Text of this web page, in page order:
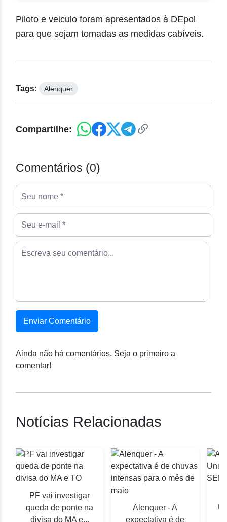
Piloto e veiculo foram apresentados à DEpol
para que sejam tomadas as medidas cabíveis.
Tags: Alenquer
Compartilhe:
Comentários (0)
Enviar Comentário
Ainda não há comentários. Seja o primeiro a
comentar!
Notícias Relacionadas
PF vai investigar
queda de ponte na
divisa do MA e...
Alenquer - A
expectativa é de